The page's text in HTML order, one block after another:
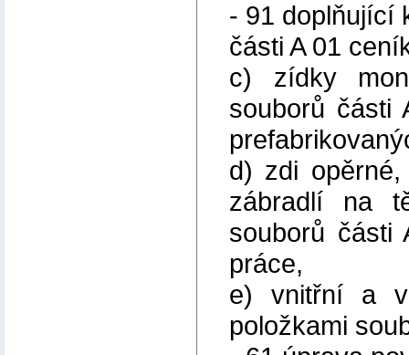
- 91 doplňující
části A 01
c) zídky
souborů části
d) zdi
zábradlí na
souborů části
práce,
e) vnitřní a
položkami